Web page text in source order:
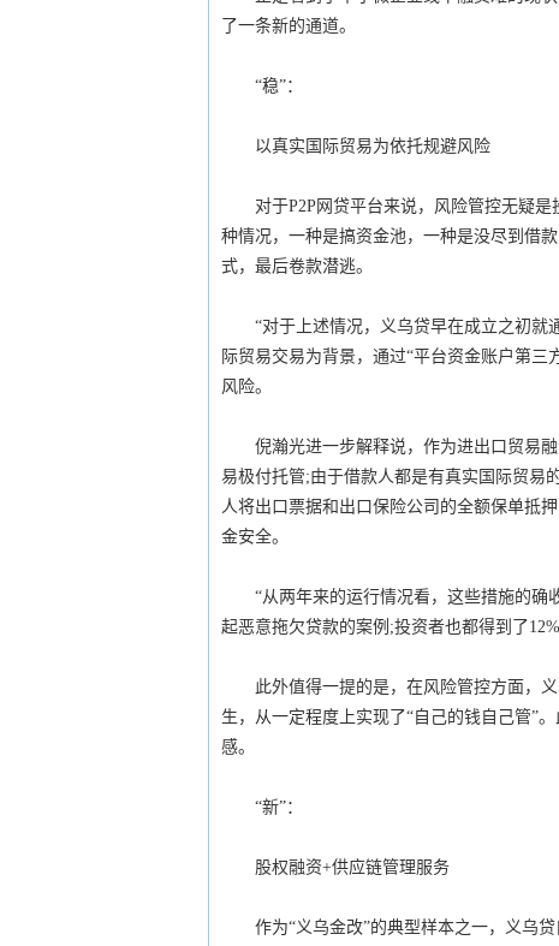
了一条新的通道。
“稳”：
以真实国际贸易为依托规避风险
对于P2P网贷平台来说，风险管控无疑是
种情况，一种是搞资金池，一种是没尽到借
式，最后卷款潜逃。
“对于上述情况，义乌贷早在成立之初就
际贸易交易为背景，通过“平台资金账户第
风险。
倪瀚光进一步解释说，作为进出口贸易融
易极付托管;由于借款人都是有真实国际贸易
人将出口票据和出口保险公司的全额保单抵
金安全。
“从两年来的运行情况看，这些措施的确
起恶意拖欠贷款的案例;投资者也都得到了
此外值得一提的是，在风险管控方面，义
生，从一定程度上实现了“自己的钱自己管”
感。
“新”：
股权融资+供应链管理服务
作为“义乌金改”的典型样本之一，义乌贷